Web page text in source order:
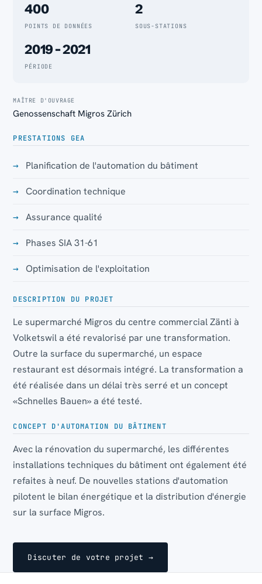
400
POINTS DE DONNÉES
2
SOUS-STATIONS
2019 - 2021
PÉRIODE
MAÎTRE D'OUVRAGE
Genossenschaft Migros Zürich
PRESTATIONS GEA
Planification de l'automation du bâtiment
Coordination technique
Assurance qualité
Phases SIA 31-61
Optimisation de l'exploitation
DESCRIPTION DU PROJET
Le supermarché Migros du centre commercial Zänti à
Volketswil a été revalorisé par une transformation.
Outre la surface du supermarché, un espace
restaurant est désormais intégré. La transformation a
été réalisée dans un délai très serré et un concept
«Schnelles Bauen» a été testé.
CONCEPT D'AUTOMATION DU BÂTIMENT
Avec la rénovation du supermarché, les différentes
installations techniques du bâtiment ont également été
refaites à neuf. De nouvelles stations d'automation
pilotent le bilan énergétique et la distribution d'énergie
sur la surface Migros.
Discuter de votre projet →